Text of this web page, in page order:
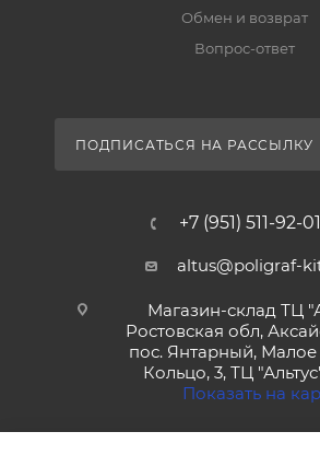
Обмен и возврат
Вопрос-ответ
ПОДПИСАТЬСЯ НА РАССЫЛКУ
+7 (951) 511-92-01
altus@poligraf-
Магазин-склад ТЦ
Ростовская обл,
пос. Янтарный,
Кольцо, 3, ТЦ
Показать на